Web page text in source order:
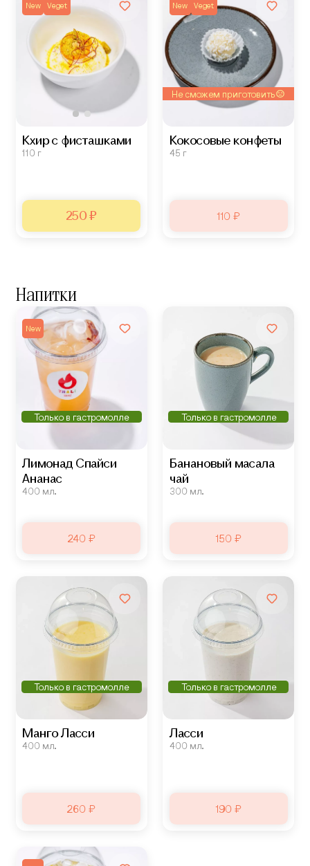
New Veget
Кхир с фисташками
110 г
250 ₽
New Veget
Не сможем приготовить
Кокосовые конфеты
45 г
110 ₽
Напитки
New
Только в гастромолле
Лимонад Спайси
Ананас
400 мл.
240 ₽
Только в гастромолле
Банановый масала
чай
300 мл.
150 ₽
Только в гастромолле
Манго Ласси
400 мл.
260 ₽
Только в гастромолле
Ласси
400 мл.
190 ₽